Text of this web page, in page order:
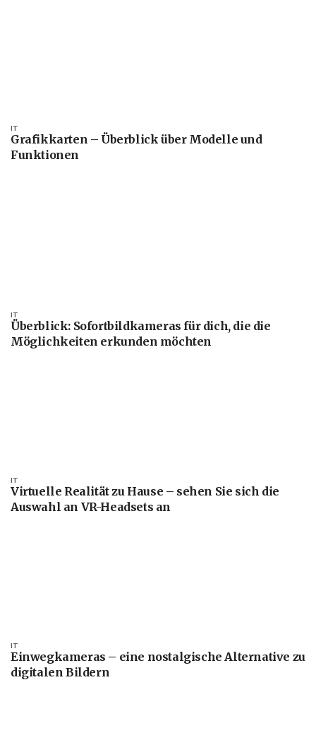
Grafikkarten – Überblick über Modelle und
Funktionen
IT
Überblick: Sofortbildkameras für dich, die die
Möglichkeiten erkunden möchten
IT
Virtuelle Realität zu Hause – sehen Sie sich die
Auswahl an VR-Headsets an
IT
Einwegkameras – eine nostalgische Alternative zu
digitalen Bildern
IT